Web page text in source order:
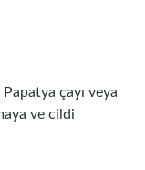
çayı veya
ve cildi